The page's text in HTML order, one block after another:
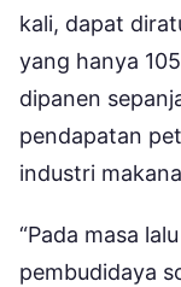
kali, dapat
yang hanya
dipanen
pendapatan
industri
“Pada masa
pembudidaya